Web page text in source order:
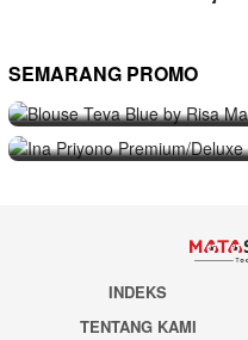
SEMARANG PROMO
SEMARANG PROMO 9 Mei 2026
SEMARANG PROMO 5 Mei 2026
Intip Koleksi Ina
INDEKS
TENTANG KAMI